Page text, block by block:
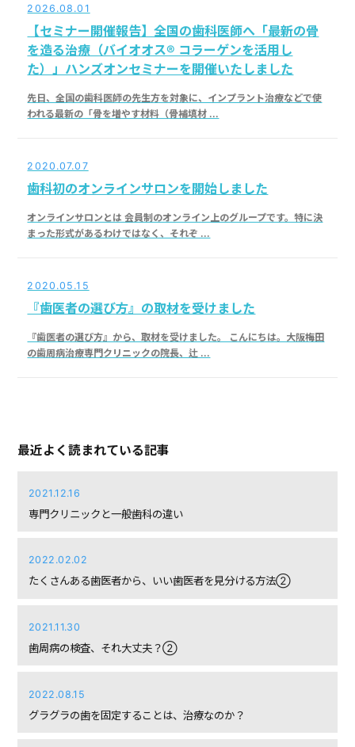
2026.08.01
【セミナー開催報告】全国の歯科医師へ「最新の骨
を造る治療（バイオオス® コラーゲンを活用し
た）」ハンズオンセミナーを開催いたしました
先日、全国の歯科医師の先生方を対象に、インプラント治療などで使
われる最新の「骨を増やす材料（骨補填材 ...
2020.07.07
歯科初のオンラインサロンを開始しました
オンラインサロンとは 会員制のオンライン上のグループです。特に決
まった形式があるわけではなく、それぞ ...
2020.05.15
『歯医者の選び方』の取材を受けました
『歯医者の選び方』から、取材を受けました。 こんにちは。大阪梅田
の歯周病治療専門クリニックの院長、辻 ...
最近よく読まれている記事
2021.12.16
専門クリニックと一般歯科の違い
2022.02.02
たくさんある歯医者から、いい歯医者を見分ける方法②
2021.11.30
歯周病の検査、それ大丈夫？②
2022.08.15
グラグラの歯を固定することは、治療なのか？